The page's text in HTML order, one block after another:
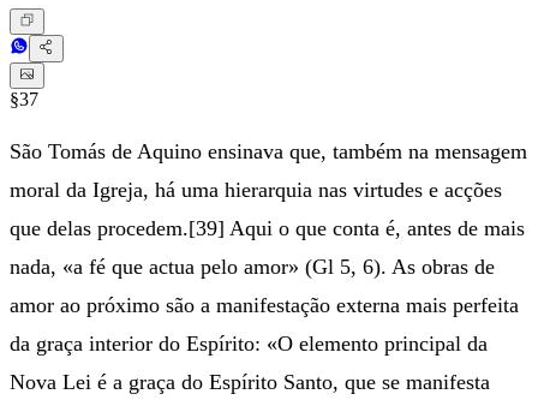
§37
São Tomás de Aquino ensinava que, também na mensagem
moral da Igreja, há uma hierarquia nas virtudes e acções
que delas procedem.[39] Aqui o que conta é, antes de mais
nada, «a fé que actua pelo amor» (Gl 5, 6). As obras de
amor ao próximo são a manifestação externa mais perfeita
da graça interior do Espírito: «O elemento principal da
Nova Lei é a graça do Espírito Santo, que se manifesta